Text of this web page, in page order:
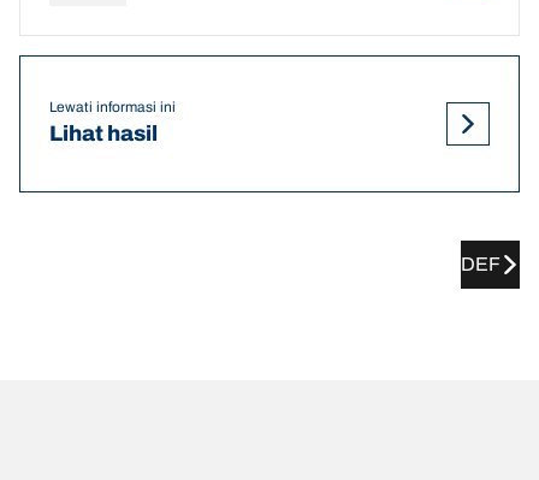
Lewati informasi ini
Lihat hasil
DEF